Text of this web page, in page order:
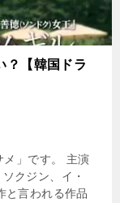
？【韓国ドラ
メ」です。 主演
クジン、イ・
と言われる作品